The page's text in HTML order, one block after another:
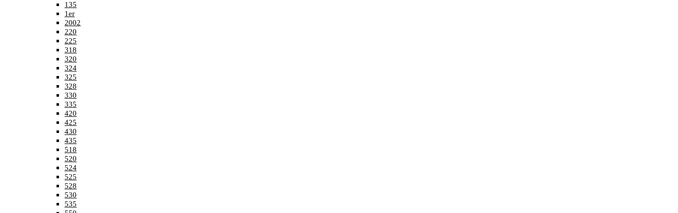
135
1er
2002
220
225
318
320
324
325
328
330
335
420
425
430
435
518
520
524
525
528
530
535